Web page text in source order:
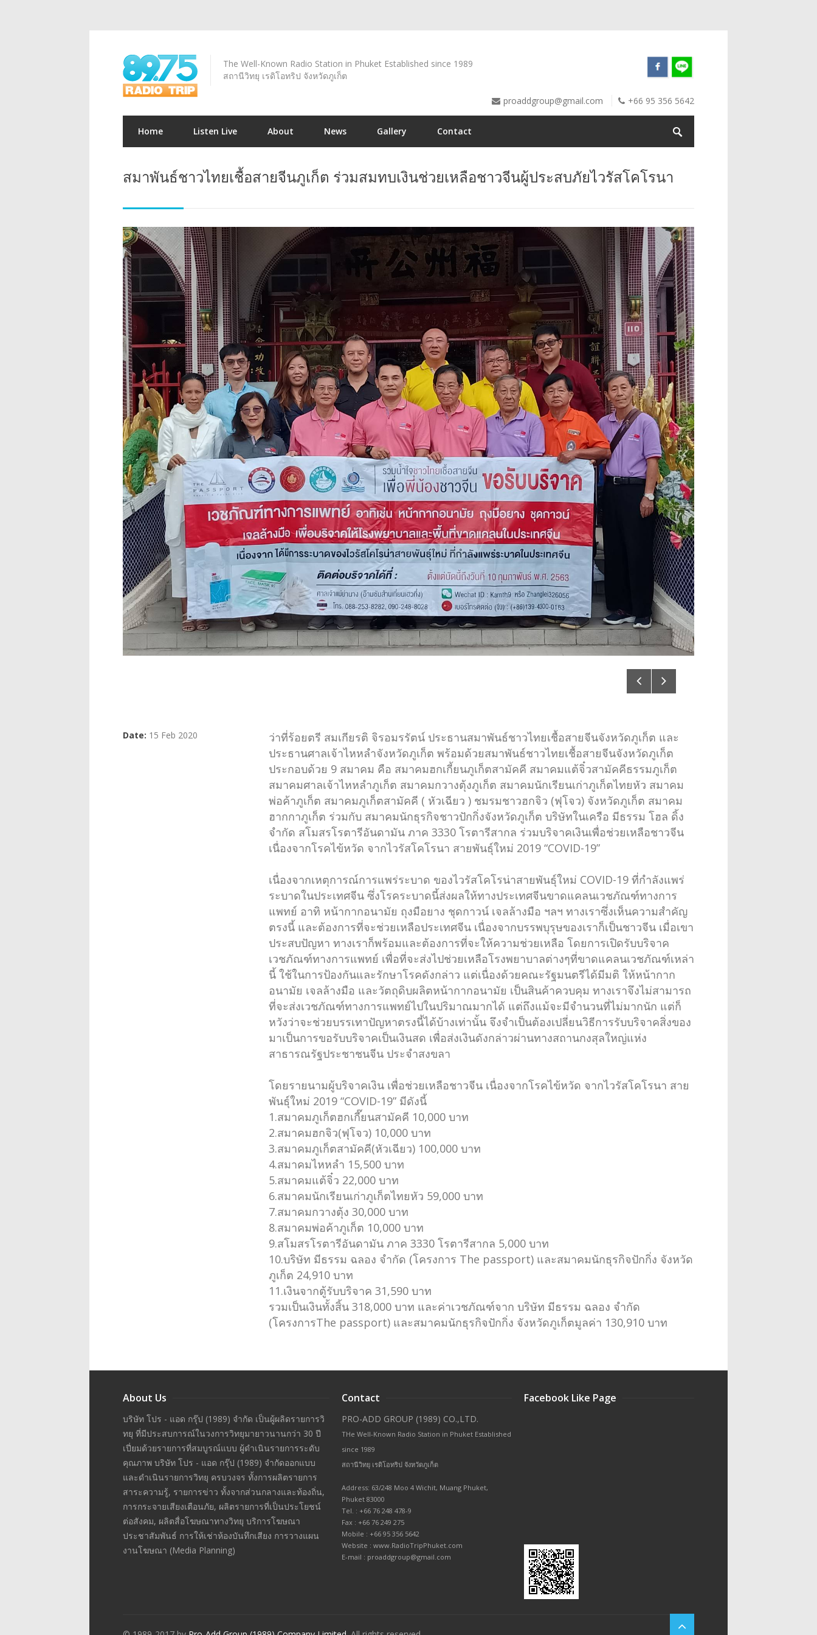
The Well-Known Radio Station in Phuket Established since 1989
สถานีวิทยุ เรดิโอทริป จังหวัดภูเก็ต
proaddgroup@gmail.com +66 95 356 5642
Home Listen Live About News Gallery Contact
สมาพันธ์ชาวไทยเชื้อสายจีนภูเก็ต ร่วมสมทบเงินช่วยเหลือชาวจีนผู้ประสบภัยไวรัสโคโรนา
Date: 15 Feb 2020
ว่าที่ร้อยตรี สมเกียรติ จิรอมรรัตน์ ประธานสมาพันธ์ชาวไทยเชื้อสายจีนจังหวัดภูเก็ต และ
ประธานศาลเจ้าไหหลำจังหวัดภูเก็ต พร้อมด้วยสมาพันธ์ชาวไทยเชื้อสายจีนจังหวัดภูเก็ต
ประกอบด้วย 9 สมาคม คือ สมาคมฮกเกี้ยนภูเก็ตสามัคคี สมาคมแต้จิ๋วสามัคคีธรรมภูเก็ต
สมาคมศาลเจ้าไหหลำภูเก็ต สมาคมกวางตุ้งภูเก็ต สมาคมนักเรียนเก่าภูเก็ตไทยหัว สมาคม
พ่อค้าภูเก็ต สมาคมภูเก็ตสามัคคี ( หัวเฉียว ) ชมรมชาวฮกจิว (ฟุโจว) จังหวัดภูเก็ต สมาคม
ฮากกาภูเก็ต ร่วมกับ สมาคมนักธุรกิจชาวปักกิ่งจังหวัดภูเก็ต บริษัทในเครือ มีธรรม โฮล ดิ้ง
จำกัด สโมสรโรตารีอันดามัน ภาค 3330 โรตารีสากล ร่วมบริจาคเงินเพื่อช่วยเหลือชาวจีน
เนื่องจากโรคไข้หวัด จากไวรัสโคโรนา สายพันธุ์ใหม่ 2019 “COVID-19”
เนื่องจากเหตุการณ์การแพร่ระบาด ของไวรัสโคโรน่าสายพันธุ์ใหม่ COVID-19 ที่กำลังแพร่
ระบาดในประเทศจีน ซึ่งโรคระบาดนี้ส่งผลให้ทางประเทศจีนขาดแคลนเวชภัณฑ์ทางการ
แพทย์ อาทิ หน้ากากอนามัย ถุงมือยาง ชุดกาวน์ เจลล้างมือ ฯลฯ ทางเราซึ่งเห็นความสำคัญ
ตรงนี้ และต้องการที่จะช่วยเหลือประเทศจีน เนื่องจากบรรพบุรุษของเราก็เป็นชาวจีน เมื่อเขา
ประสบปัญหา ทางเราก็พร้อมและต้องการที่จะให้ความช่วยเหลือ โดยการเปิดรับบริจาค
เวชภัณฑ์ทางการแพทย์ เพื่อที่จะส่งไปช่วยเหลือโรงพยาบาลต่างๆที่ขาดแคลนเวชภัณฑ์เหล่า
นี้ ใช้ในการป้องกันและรักษาโรคดังกล่าว แต่เนื่องด้วยคณะรัฐมนตรีได้มีมติ ให้หน้ากาก
อนามัย เจลล้างมือ และวัตถุดิบผลิตหน้ากากอนามัย เป็นสินค้าควบคุม ทางเราจึงไม่สามารถ
ที่จะส่งเวชภัณฑ์ทางการแพทย์ไปในปริมาณมากได้ แต่ถึงแม้จะมีจำนวนที่ไม่มากนัก แต่ก็
หวังว่าจะช่วยบรรเทาปัญหาตรงนี้ได้บ้างเท่านั้น จึงจำเป็นต้องเปลี่ยนวิธีการรับบริจาคสิ่งของ
มาเป็นการขอรับบริจาคเป็นเงินสด เพื่อส่งเงินดังกล่าวผ่านทางสถานกงสุลใหญ่แห่ง
สาธารณรัฐประชาชนจีน ประจำสงขลา
โดยรายนามผู้บริจาคเงิน เพื่อช่วยเหลือชาวจีน เนื่องจากโรคไข้หวัด จากไวรัสโคโรนา สาย
พันธุ์ใหม่ 2019 “COVID-19” มีดังนี้
1.สมาคมภูเก็ตฮกเกี๊ยนสามัคคี 10,000 บาท
2.สมาคมฮกจิว(ฟุโจว) 10,000 บาท
3.สมาคมภูเก็ตสามัคคี(หัวเฉียว) 100,000 บาท
4.สมาคมไหหลำ 15,500 บาท
5.สมาคมแต้จิ๋ว 22,000 บาท
6.สมาคมนักเรียนเก่าภูเก็ตไทยหัว 59,000 บาท
7.สมาคมกวางตุ้ง 30,000 บาท
8.สมาคมพ่อค้าภูเก็ต 10,000 บาท
9.สโมสรโรตารีอันดามัน ภาค 3330 โรตารีสากล 5,000 บาท
10.บริษัท มีธรรม ฉลอง จำกัด (โครงการ The passport) และสมาคมนักธุรกิจปักกิ่ง จังหวัด
ภูเก็ต 24,910 บาท
11.เงินจากตู้รับบริจาค 31,590 บาท
รวมเป็นเงินทั้งสิ้น 318,000 บาท และค่าเวชภัณฑ์จาก บริษัท มีธรรม ฉลอง จำกัด
(โครงการThe passport) และสมาคมนักธุรกิจปักกิ่ง จังหวัดภูเก็ตมูลค่า 130,910 บาท
About Us
บริษัท โปร - แอด กรุ๊ป (1989) จำกัด เป็นผู้ผลิดรายการวิ
ทยุ ที่มีประสบการณ์ในวงการวิทยุมายาวนานกว่า 30 ปี
เปี่ยมด้วยรายการที่สมบูรณ์แบบ ผู้ดำเนินรายการระดับ
คุณภาพ บริษัท โปร - แอด กรุ๊ป (1989) จำกัดออกแบบ
และดำเนินรายการวิทยุ ครบวงจร ทั้งการผลิตรายการ
สาระความรู้, รายการข่าว ทั้งจากส่วนกลางและท้องถิ่น,
การกระจายเสียงเตือนภัย, ผลิตรายการที่เป็นประโยชน์
ต่อสังคม, ผลิตสื่อโฆษณาทางวิทยุ บริการโฆษณา
ประชาสัมพันธ์ การให้เช่าห้องบันทึกเสียง การวางแผน
งานโฆษณา (Media Planning)
Contact
PRO-ADD GROUP (1989) CO.,LTD.
THe Well-Known Radio Station in Phuket Established
since 1989
สถานีวิทยุ เรดิโอทริป จังหวัดภูเก็ต
Address: 63/248 Moo 4 Wichit, Muang Phuket,
Phuket 83000
Tel. : +66 76 248 478-9
Fax : +66 76 249 275
Mobile : +66 95 356 5642
Website : www.RadioTripPhuket.com
E-mail : proaddgroup@gmail.com
Facebook Like Page